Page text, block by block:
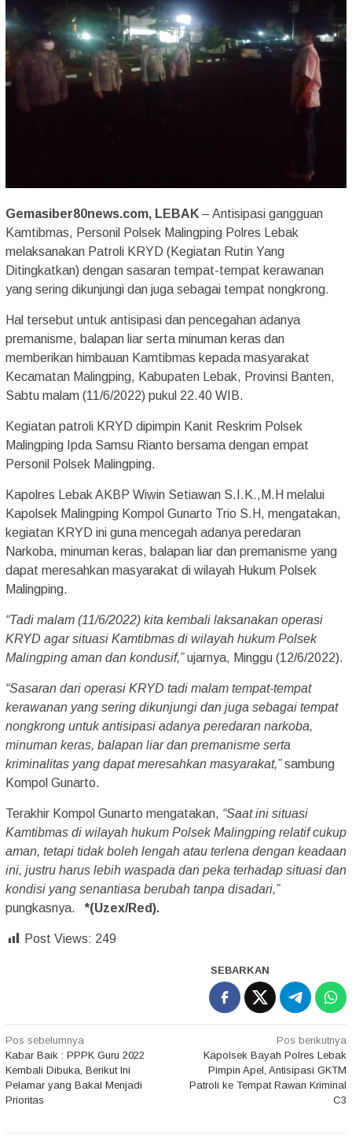
Gemasiber80news.com, LEBAK – Antisipasi gangguan
Kamtibmas, Personil Polsek Malingping Polres Lebak
melaksanakan Patroli KRYD (Kegiatan Rutin Yang
Ditingkatkan) dengan sasaran tempat-tempat kerawanan
yang sering dikunjungi dan juga sebagai tempat nongkrong.
Hal tersebut untuk antisipasi dan pencegahan adanya
premanisme, balapan liar serta minuman keras dan
memberikan himbauan Kamtibmas kepada masyarakat
Kecamatan Malingping, Kabupaten Lebak, Provinsi Banten,
Sabtu malam (11/6/2022) pukul 22.40 WIB.
Kegiatan patroli KRYD dipimpin Kanit Reskrim Polsek
Malingping Ipda Samsu Rianto bersama dengan empat
Personil Polsek Malingping.
Kapolres Lebak AKBP Wiwin Setiawan S.I.K.,M.H melalui
Kapolsek Malingping Kompol Gunarto Trio S.H, mengatakan,
kegiatan KRYD ini guna mencegah adanya peredaran
Narkoba, minuman keras, balapan liar dan premanisme yang
dapat meresahkan masyarakat di wilayah Hukum Polsek
Malingping.
“Tadi malam (11/6/2022) kita kembali laksanakan operasi
KRYD agar situasi Kamtibmas di wilayah hukum Polsek
Malingping aman dan kondusif,”ujarnya, Minggu (12/6/2022).
“Sasaran dari operasi KRYD tadi malam tempat-tempat
kerawanan yang sering dikunjungi dan juga sebagai tempat
nongkrong untuk antisipasi adanya peredaran narkoba,
minuman keras, balapan liar dan premanisme serta
kriminalitas yang dapat meresahkan masyarakat,”sambung
Kompol Gunarto.
Terakhir Kompol Gunarto mengatakan, “Saat ini situasi
Kamtibmas di wilayah hukum Polsek Malingping relatif cukup
aman, tetapi tidak boleh lengah atau terlena dengan keadaan
ini, justru harus lebih waspada dan peka terhadap situasi dan
kondisi yang senantiasa berubah tanpa disadari,”
pungkasnya.*(Uzex/Red).
Post Views: 249
SEBARKAN
Navigasi
pos
Pos sebelumnya
Kabar Baik : PPPK Guru 2022
Kembali Dibuka, Berikut Ini
Pelamar yang Bakal Menjadi
Prioritas
Pos berikutnya
Kapolsek Bayah Polres Lebak
Pimpin Apel, Antisipasi GKTM
Patroli ke Tempat Rawan Kriminal
C3